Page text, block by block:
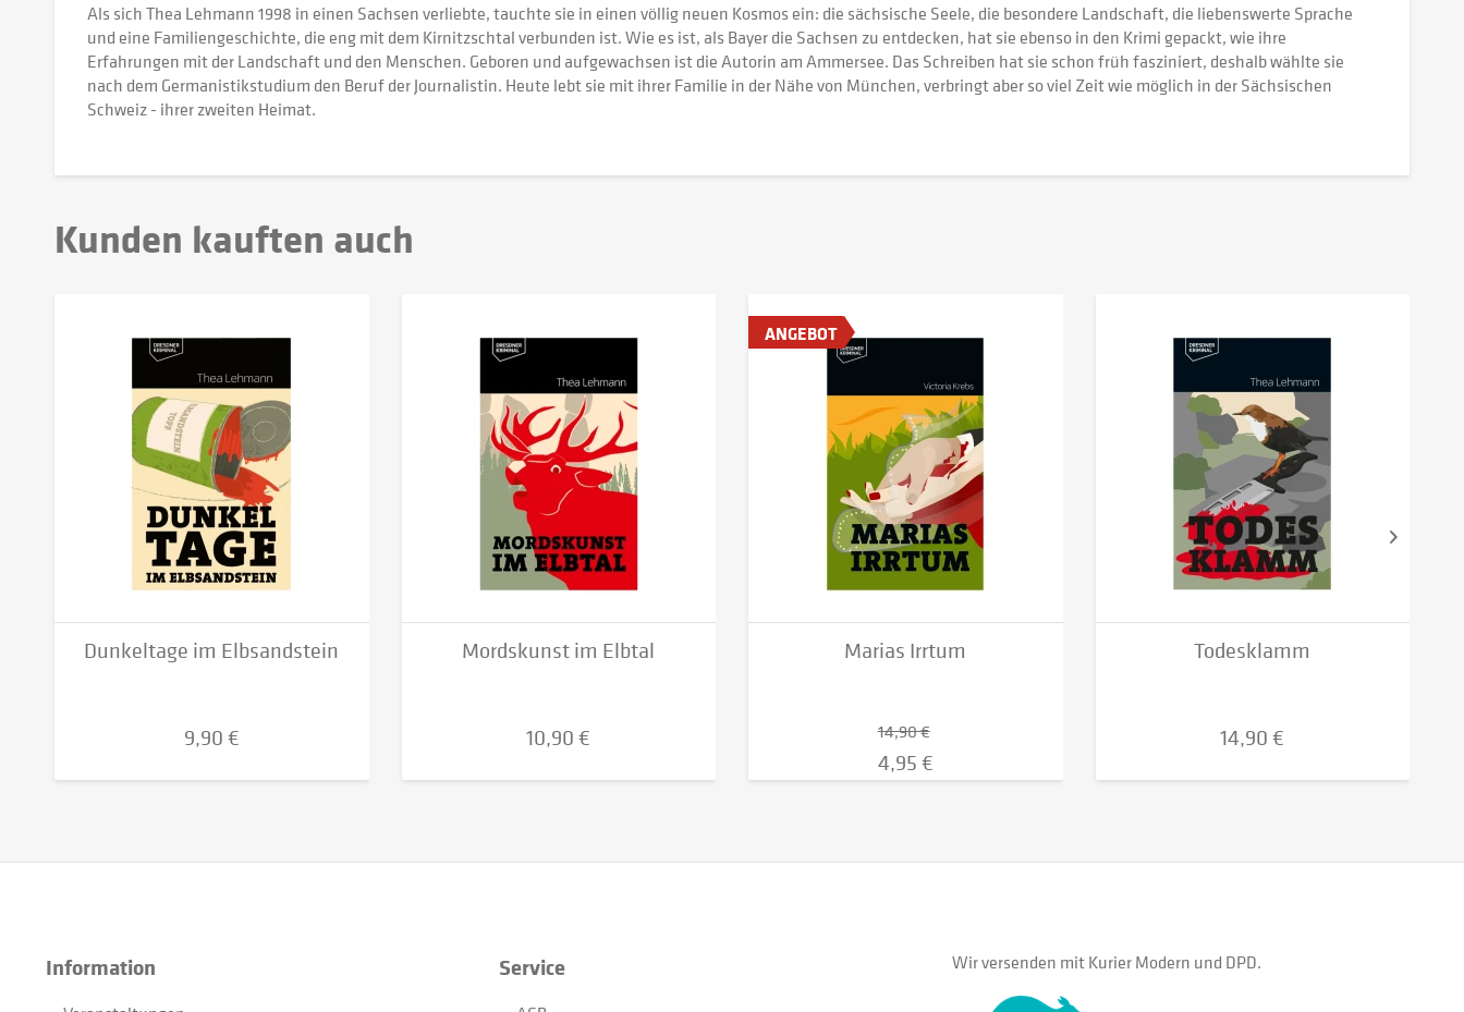
Als sich Thea Lehmann 1998 in einen Sachsen verliebte, tauchte sie in einen völlig neuen Kosmos ein: die sächsische Seele, die besondere Landschaft, die liebenswerte Sprache
und eine Familiengeschichte, die eng mit dem Kirnitzschtal verbunden ist. Wie es ist, als Bayer die Sachsen zu entdecken, hat sie ebenso in den Krimi gepackt, wie ihre
Erfahrungen mit der Landschaft und den Menschen. Geboren und aufgewachsen ist die Autorin am Ammersee. Das Schreiben hat sie schon früh fasziniert, deshalb wählte sie
nach dem Germanistikstudium den Beruf der Journalistin. Heute lebt sie mit ihrer Familie in der Nähe von München, verbringt aber so viel Zeit wie möglich in der Sächsischen
Schweiz - ihrer zweiten Heimat.
Kunden kauften auch
Dunkeltage im Elbsandstein
9,90 €
Mordskunst im Elbtal
10,90 €
ANGEBOT
Marias Irrtum
14,90 €
4,95 €
Todesklamm
14,90 €
Information Service Wir versenden mit Kurier Modern und DPD.